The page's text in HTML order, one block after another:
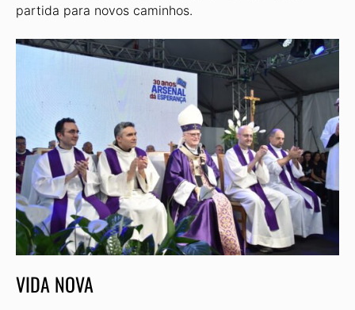
partida para novos caminhos.
VIDA NOVA